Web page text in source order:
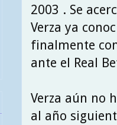
2003 . Se
Verza ya
finalmente
ante el Real
Verza aún no
al año